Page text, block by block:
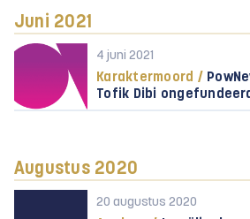
Juni 2021
4 juni 2021
Karaktermoord /
Tofik Dibi
Augustus 2020
20 augustus 2020